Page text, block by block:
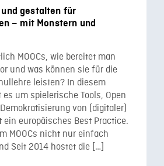
und gestalten für
– mit Monstern und
MOOCs, wie bereitet man
und was können sie für die
leisten? In diesem
es um spielerische Tools, Open
von (digitaler)
ein europäisches Best Practice.
MOOCs nicht nur einfach
Seit 2014 hostet die […]